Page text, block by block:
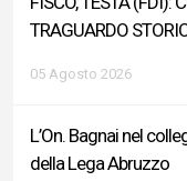
TRAGUARDO
05 Agosto 2026
L’On. Bagnai nel
della Lega Abruzzo